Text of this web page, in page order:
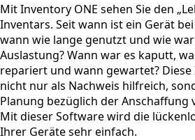
Mit Inventory ONE sehen Sie den
Inventars. Seit wann ist ein Gerät
wann wie lange genutzt und wie
Auslastung? Wann war es kaputt,
repariert und wann gewartet?
nicht nur als Nachweis hilfreich,
Planung bezüglich der Anschaffung
Mit dieser Software wird die
Ihrer Geräte sehr einfach.